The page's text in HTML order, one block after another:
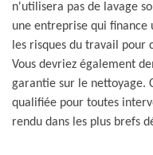
n'utilisera pas de lavage
une entreprise qui finance
les risques du travail
Vous devriez également
garantie sur le nettoyage.
qualifiée pour toutes
rendu dans les plus brefs